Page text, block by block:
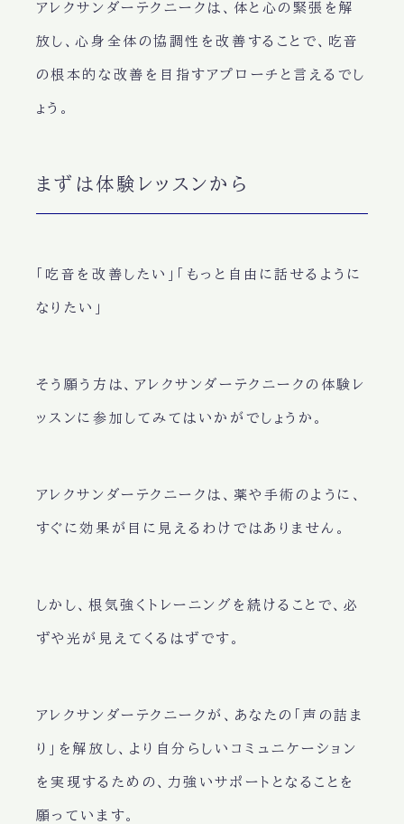
アレクサンダーテクニークは、体と心の緊張を解
放し、心身全体の協調性を改善することで、吃音
の根本的な改善を目指すアプローチと言えるでし
ょう。
まずは体験レッスンから
「吃音を改善したい」「もっと自由に話せるように
なりたい」
そう願う方は、アレクサンダーテクニークの体験レ
ッスンに参加してみてはいかがでしょうか。
アレクサンダーテクニークは、薬や手術のように、
すぐに効果が目に見えるわけではありません。
しかし、根気強くトレーニングを続けることで、必
ずや光が見えてくるはずです。
アレクサンダーテクニークが、あなたの「声の詰ま
り」を解放し、より自分らしいコミュニケーション
を実現するための、力強いサポートとなることを
願っています。